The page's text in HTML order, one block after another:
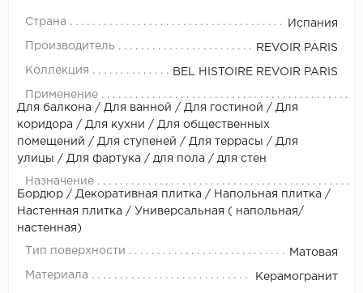
Страна Испания
Производитель REVOIR PARIS
Коллекция BEL HISTOIRE REVOIR PARIS
Применение
Для балкона / Для ванной / Для гостиной / Для
коридора / Для кухни / Для общественных
помещений / Для ступеней / Для террасы / Для
улицы / Для фартука / для пола / для стен
Назначение
Бордюр / Декоративная плитка / Напольная плитка /
Настенная плитка / Универсальная ( напольная/
настенная)
Тип поверхности Матовая
Материала Керамогранит